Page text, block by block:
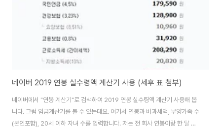
네이버 2019 연봉 실수령액 계산기 사용 (세후 표 첨부)
네이버에서 "연봉 계산기"로 검색하여 2019 연봉 실수령액 계산기 사용해 봅
니다. 그럼 임금계산기를 볼 수 있는데요. 여기서 연봉과 비과세액, 부양가족 수
(본인포함), 20세 이하 자녀 수를 입력합니다. 저는 전 회사 연봉이랑 한 달 9